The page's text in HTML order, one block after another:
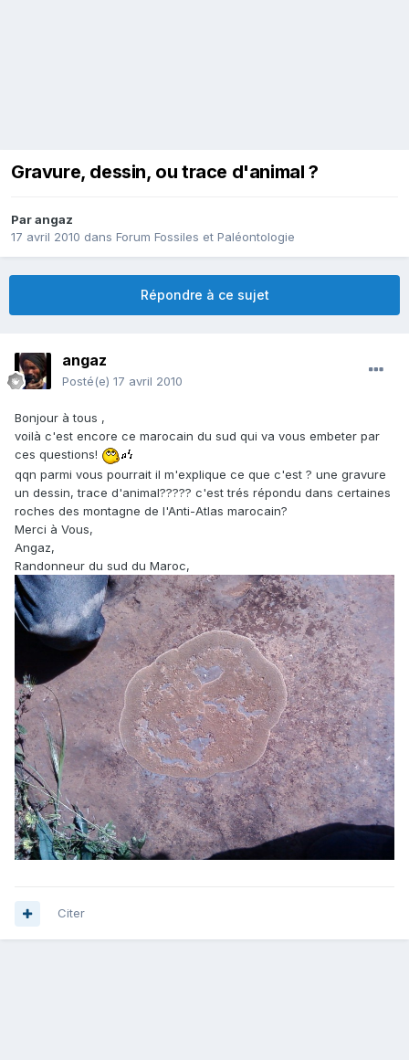
Gravure, dessin, ou trace d'animal ?
Parangaz
17 avril 2010 dans Forum Fossiles et Paléontologie
Répondre à ce sujet
angaz
Posté(e) 17 avril 2010
Bonjour à tous ,
voilà c'est encore ce marocain du sud qui va vous embeter par
ces questions!
qqn parmi vous pourrait il m'explique ce que c'est ? une gravure
un dessin, trace d'animal????? c'est trés répondu dans certaines
roches des montagne de l'Anti-Atlas marocain?
Merci à Vous,
Angaz,
Randonneur du sud du Maroc,
Citer